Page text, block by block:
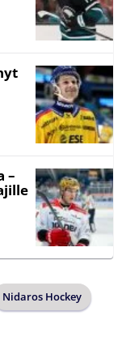
–
Nidaros Hockey